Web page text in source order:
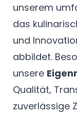
unserem
das
und
abbildet.
unsere
Qualität,
zuverlässige